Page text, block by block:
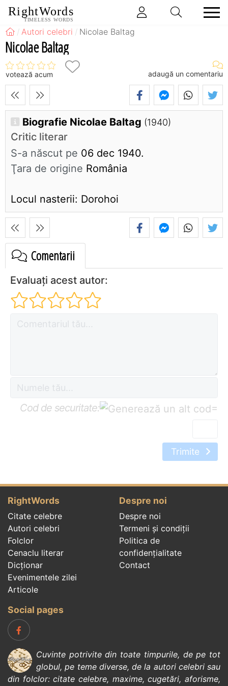
RightWords
TIMELESS WORDS
Autori celebri Nicolae Baltag
Nicolae Baltag
votează acum adaugă un comentariu
Biografie Nicolae Baltag (1940)
Critic literar
S-a născut pe 06 dec 1940.
Ţara de origine România
Locul nasterii: Dorohoi
Comentarii
Evaluați acest autor:
Cod de securitate: =
Trimite
RightWords
Citate celebre
Autori celebri
Folclor
Cenaclu literar
Dicționar
Evenimentele zilei
Articole
Despre noi
Despre noi
Termeni și condiții
Politica de
confidenţialitate
Contact
Social pages
Cuvinte potrivite din toate timpurile, de pe tot
globul, pe teme diverse, de la autori celebrisau
din folclor:citate celebre, maxime,cugetări,aforisme,